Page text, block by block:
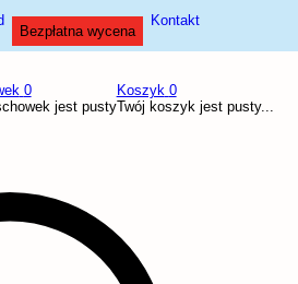
Bezpłatna wycena
Kontakt
0
jest pusty
Koszyk 0
Twój koszyk jest pusty...